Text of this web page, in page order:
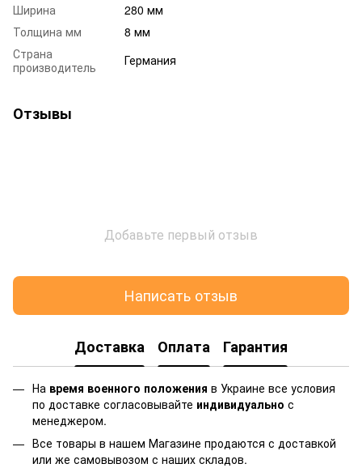
Ширина
280 мм
Толщина мм
8 мм
Страна
производитель
Германия
Отзывы
Добавьте первый отзыв
Написать отзыв
Доставка Оплата Гарантия
На время военного положения в Украине все условия
по доставке согласовывайте индивидуально с
менеджером.
Все товары в нашем Магазине продаются с доставкой
или же самовывозом с наших складов.